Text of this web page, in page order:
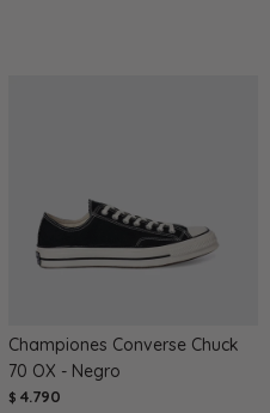
Championes Converse Chuck
70 OX - Negro
$ 4.790